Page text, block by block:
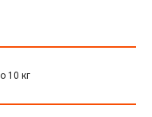
10 кг